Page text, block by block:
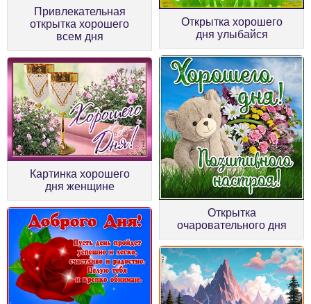
Открытка хорошего
дня улыбайся
Привлекательная
открытка хорошего
всем дня
Открытка
очаровательного дня
Картинка хорошего
дня женщине